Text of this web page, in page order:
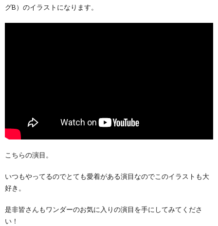
グB）のイラストになります。
こちらの演目。
いつもやってるのでとても愛着がある演目なのでこのイラストも大
好き。
是非皆さんもワンダーのお気に入りの演目を手にしてみてくださ
い！